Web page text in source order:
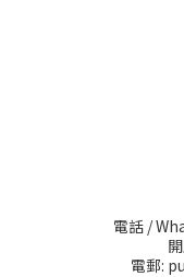
電話 /
電郵: